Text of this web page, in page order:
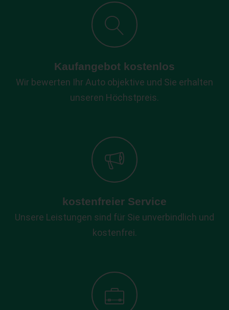
Kaufangebot kostenlos
Wir bewerten Ihr Auto objektive und Sie erhalten
unseren Höchstpreis.
kostenfreier Service
Unsere Leistungen sind für Sie unverbindlich und
kostenfrei.